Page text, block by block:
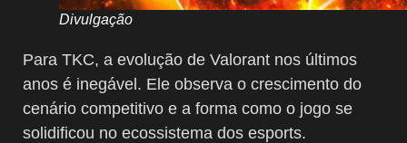
Divulgação
Para TKC, a evolução de Valorant nos últimos
anos é inegável. Ele observa o crescimento do
cenário competitivo e a forma como o jogo se
solidificou no ecossistema dos esports.